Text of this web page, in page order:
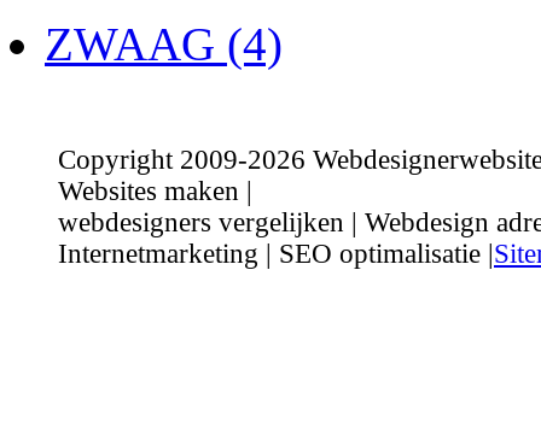
ZWAAG (4)
Copyright 2009-2026
Websites maken |
webdesigners vergelijken | Webdesign
Internetmarketing | SEO optimalisatie |